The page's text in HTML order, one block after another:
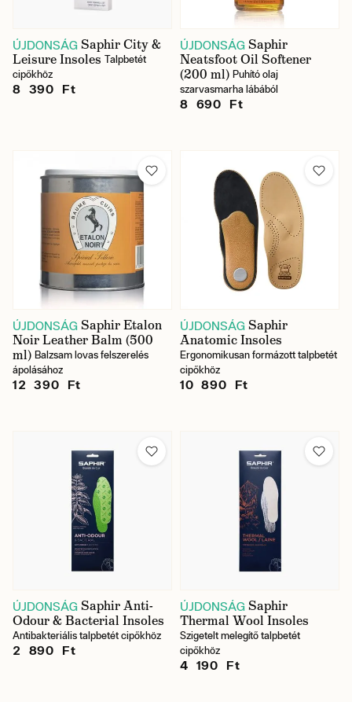
ÚJDONSÁG Saphir City &
Leisure Insoles Talpbetét
cipőkhöz
8 390 Ft
ÚJDONSÁG Saphir
Neatsfoot Oil Softener
(200 ml) Puhító olaj
szarvasmarha lábából
8 690 Ft
ÚJDONSÁG Saphir Etalon
Noir Leather Balm (500
ml) Balzsam lovas felszerelés
ápolásához
12 390 Ft
ÚJDONSÁG Saphir
Anatomic Insoles
Ergonomikusan formázott talpbetét
cipőkhöz
10 890 Ft
ÚJDONSÁG Saphir Anti-
Odour & Bacterial Insoles
Antibakteriális talpbetét cipőkhöz
2 890 Ft
ÚJDONSÁG Saphir
Thermal Wool Insoles
Szigetelt melegítő talpbetét
cipőkhöz
4 190 Ft